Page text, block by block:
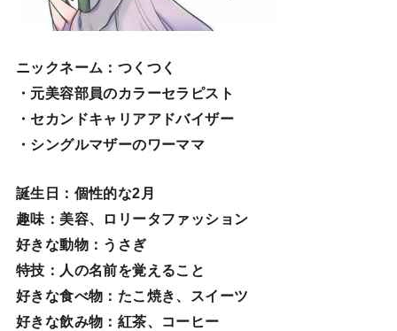
ニックネーム ：つくつく
・元美容部員のカラーセラピスト
・セカンドキャリアアドバイザー
・シングルマザーのワーママ
誕生日 ：個性的な2月
趣味 ：美容、ロリータファッション
好きな動物：うさぎ
特技 ：人の名前を覚えること
好きな食べ物 ：たこ焼き、スイーツ
好きな飲み物：紅茶、コーヒー